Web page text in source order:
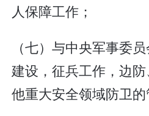
人保障工作；
（七）与中央军事委
建设，征兵工作，边
他重大安全领域防卫的